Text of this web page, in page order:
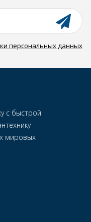
персональных данных
с быстрой
мировых